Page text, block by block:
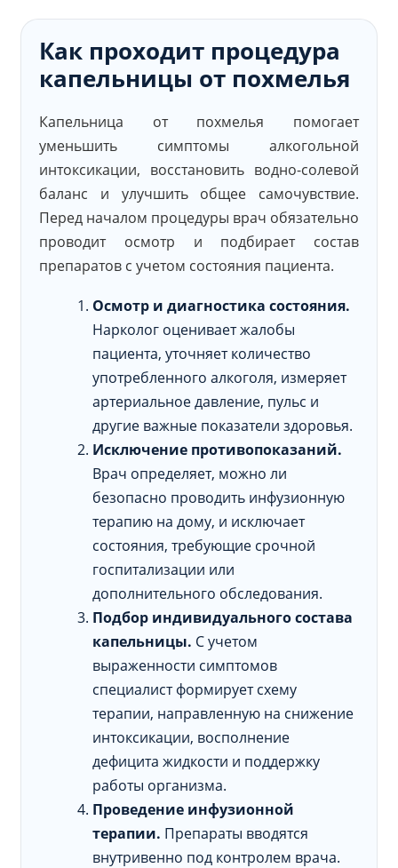
Как проходит процедура
капельницы от похмелья
Капельница от похмелья помогает
уменьшить симптомы алкогольной
интоксикации, восстановить водно-солевой
баланс и улучшить общее самочувствие.
Перед началом процедуры врач обязательно
проводит осмотр и подбирает состав
препаратов с учетом состояния пациента.
Осмотр и диагностика состояния.
Нарколог оценивает жалобы
пациента, уточняет количество
употребленного алкоголя, измеряет
артериальное давление, пульс и
другие важные показатели здоровья.
Исключение противопоказаний.
Врач определяет, можно ли
безопасно проводить инфузионную
терапию на дому, и исключает
состояния, требующие срочной
госпитализации или
дополнительного обследования.
Подбор индивидуального состава
капельницы. С учетом
выраженности симптомов
специалист формирует схему
терапии, направленную на снижение
интоксикации, восполнение
дефицита жидкости и поддержку
работы организма.
Проведение инфузионной
терапии. Препараты вводятся
внутривенно под контролем врача.